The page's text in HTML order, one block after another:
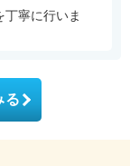
寧に行いま
る